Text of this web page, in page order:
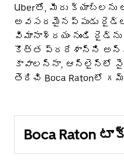
Uberతో, మీరు క్యాబ్‌లను
అవసరమైనప్పుడు
విమానాశ్రయం నుండి
కొత్త ప్రదేశాన్ని
కావాలన్నా, ఆన్‌లైన్‌లో
తెరిచి Boca Ratonలో
Boca Raton